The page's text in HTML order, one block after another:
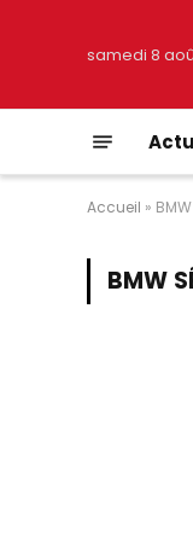
samedi 8
Accueil »
BMW